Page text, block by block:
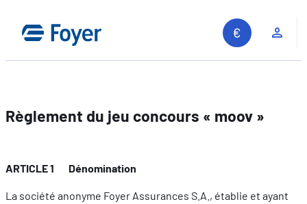
contenu
Règlement du jeu concours « moov »
ARTICLE 1 Dénomination
La société anonyme Foyer Assurances S.A., établie et ayant